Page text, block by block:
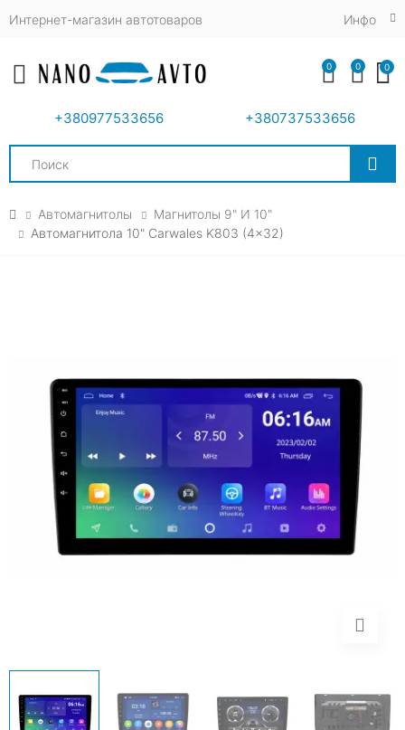
Интернет-магазин автотоваров Инфо
Toggle mobile menu
+380977533656 +380737533656
Search
0 0 0
Автомагнитолы
Магнитолы 9" И 10"
Автомагнитола 10" Carwales K803 (4x32)